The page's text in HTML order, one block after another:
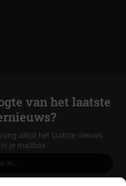
van het laatste
altijd het laatste nieuws
je mailbox.